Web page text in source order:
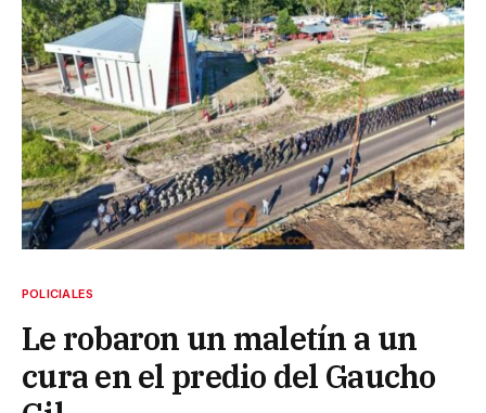
POLICIALES
Le robaron un maletín a un
cura en el predio del Gaucho